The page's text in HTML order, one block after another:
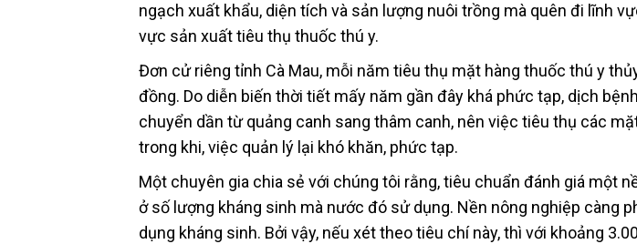
ngạch xuất khẩu, diện tích và sản lượng nuôi trồng mà quên đi lĩnh
vực sản xuất tiêu thụ thuốc thú y.
Đơn cử riêng tỉnh Cà Mau, mỗi năm tiêu thụ mặt hàng thuốc thú y
đồng. Do diễn biến thời tiết mấy năm gần đây khá phức tạp, dịch
chuyển dần từ quảng canh sang thâm canh, nên việc tiêu thụ các
trong khi, việc quản lý lại khó khăn, phức tạp.
Một chuyên gia chia sẻ với chúng tôi rằng, tiêu chuẩn đánh giá một
ở số lượng kháng sinh mà nước đó sử dụng. Nền nông nghiệp càng
dụng kháng sinh. Bởi vậy, nếu xét theo tiêu chí này, thì với khoảng